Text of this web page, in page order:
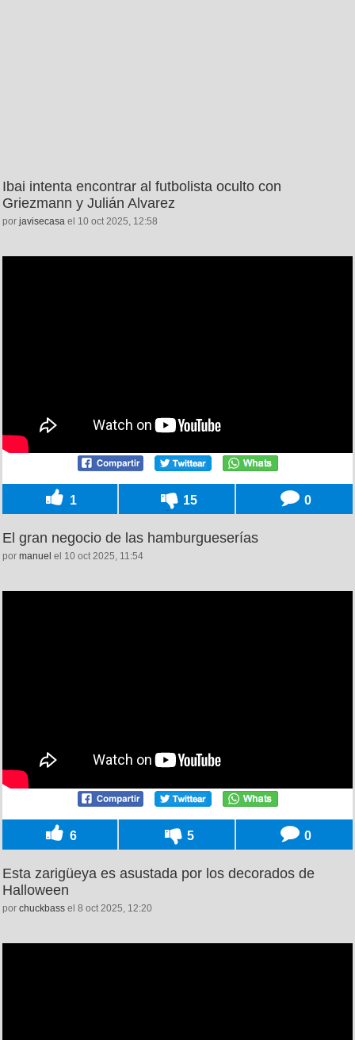
Ibai intenta encontrar al futbolista oculto con
Griezmann y Julián Alvarez
por javisecasa el 10 oct 2025, 12:58
1 15 0
El gran negocio de las hamburgueserías
por manuel el 10 oct 2025, 11:54
6 5 0
Esta zarigüeya es asustada por los decorados de
Halloween
por chuckbass el 8 oct 2025, 12:20